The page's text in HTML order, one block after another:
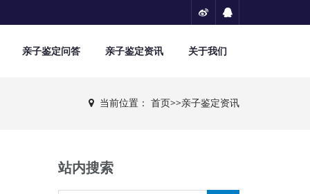
亲子鉴定问答 亲子鉴定资讯 关于我们
当前位置： 首页>>亲子鉴定资讯
站内搜索